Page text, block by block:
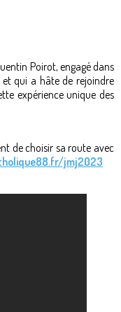
Poirot, engagé dans
et qui a hâte de rejoindre
expérience unique des
de choisir sa route avec
jmj2023